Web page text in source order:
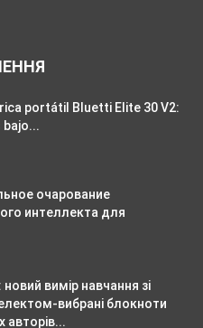
portátil Bluetti Elite 30 V2:
bajo...
очарование
интеллекта для
вимір навчання зі
вибрані блокноти
авторів...